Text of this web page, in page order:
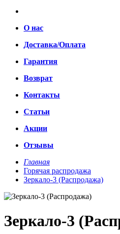
О нас
Доставка/Оплата
Гарантия
Возврат
Контакты
Статьи
Акции
Отзывы
Главная
Горячая распродажа
Зеркало-3 (Распродажа)
Зеркало-3